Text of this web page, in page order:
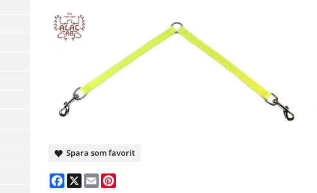
Spara som favorit
Facebook
X Email